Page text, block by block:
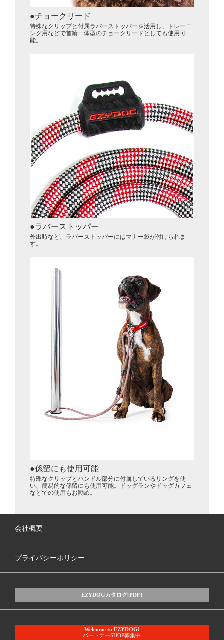
チョークリード
特殊なクリップと付属ラバーストッパーを活用し、トレーニ
ング用などで首輪一体型のチョークリードとしても使用可
能。
ラバーストッパー
外出時など、ラバーストッパーにはマナー袋が付けられま
す。
係留にも使用可能
特殊なクリップとハンドル部分に付属しているリングを使
い、簡易的な係留にも使用可能。ドッグランやドッグカフェ
などでの使用もお勧め。
会社概要
プライバシーポリシー
EZYDOGカタログ[PDF]
Welcome to EZYDOG!
パートナーSHOP募集中